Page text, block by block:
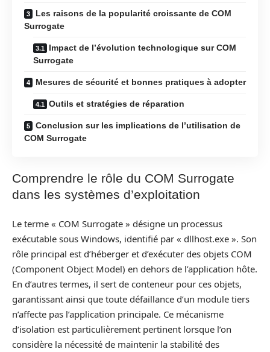
Les raisons de la popularité croissante de COM
Surrogate
Impact de l’évolution technologique sur COM
Surrogate
Mesures de sécurité et bonnes pratiques à adopter
Outils et stratégies de réparation
Conclusion sur les implications de l’utilisation de
COM Surrogate
Comprendre le rôle du COM Surrogate
dans les systèmes d’exploitation
Le terme « COM Surrogate » désigne un processus
exécutable sous Windows, identifié par « dllhost.exe ». Son
rôle principal est d’héberger et d’exécuter des objets COM
(Component Object Model) en dehors de l’application hôte.
En d’autres termes, il sert de conteneur pour ces objets,
garantissant ainsi que toute défaillance d’un module tiers
n’affecte pas l’application principale. Ce mécanisme
d’isolation est particulièrement pertinent lorsque l’on
considère la nécessité de maintenir la stabilité des